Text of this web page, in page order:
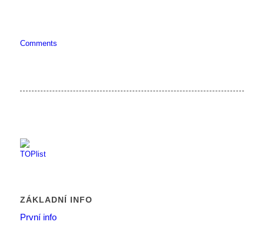
Comments
ZÁKLADNÍ INFO
První info